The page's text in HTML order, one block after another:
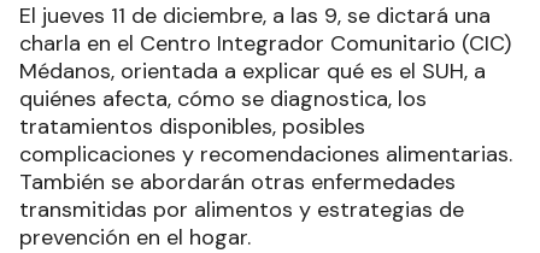
El jueves 11 de diciembre, a las 9, se dictará una
charla en el Centro Integrador Comunitario (CIC)
Médanos, orientada a explicar qué es el SUH, a
quiénes afecta, cómo se diagnostica, los
tratamientos disponibles, posibles
complicaciones y recomendaciones alimentarias.
También se abordarán otras enfermedades
transmitidas por alimentos y estrategias de
prevención en el hogar.